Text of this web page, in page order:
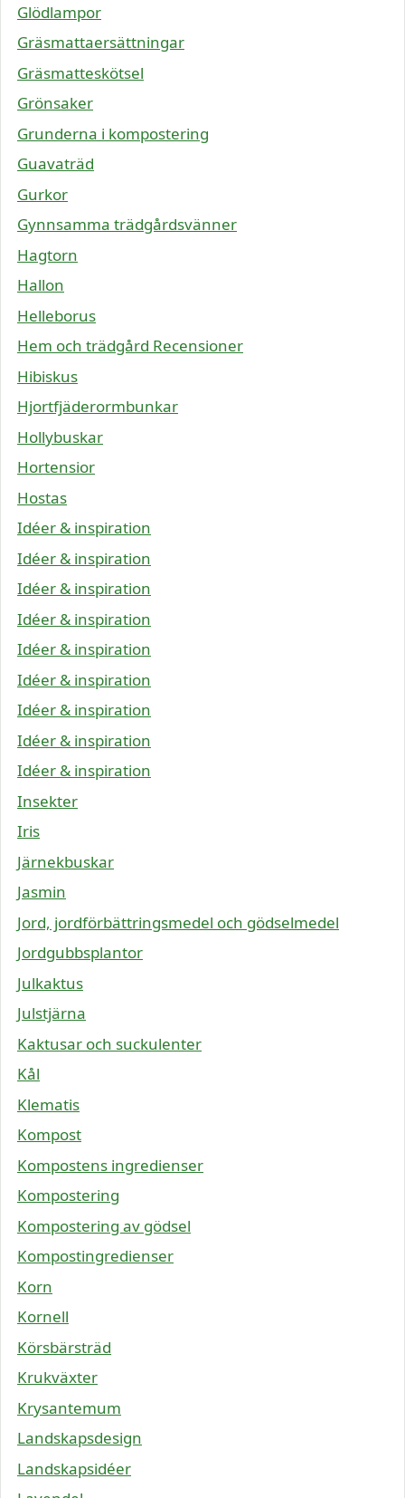
Glödlampor
Gräsmattaersättningar
Gräsmatteskötsel
Grönsaker
Grunderna i kompostering
Guavaträd
Gurkor
Gynnsamma trädgårdsvänner
Hagtorn
Hallon
Helleborus
Hem och trädgård Recensioner
Hibiskus
Hjortfjäderormbunkar
Hollybuskar
Hortensior
Hostas
Idéer & inspiration
Idéer & inspiration
Idéer & inspiration
Idéer & inspiration
Idéer & inspiration
Idéer & inspiration
Idéer & inspiration
Idéer & inspiration
Idéer & inspiration
Insekter
Iris
Järnekbuskar
Jasmin
Jord, jordförbättringsmedel och gödselmedel
Jordgubbsplantor
Julkaktus
Julstjärna
Kaktusar och suckulenter
Kål
Klematis
Kompost
Kompostens ingredienser
Kompostering
Kompostering av gödsel
Kompostingredienser
Korn
Kornell
Körsbärsträd
Krukväxter
Krysantemum
Landskapsdesign
Landskapsidéer